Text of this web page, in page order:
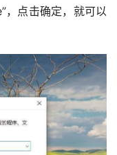
点击确定，就可以